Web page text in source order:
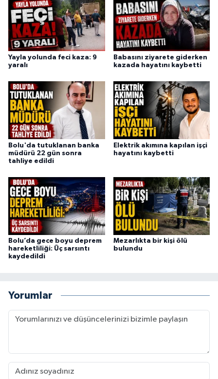
Yayla yolunda feci kaza: 9
yaralı
Babasını ziyarete giderken
kazada hayatını kaybetti
Bolu'da tutuklanan banka
müdürü 22 gün sonra
tahliye edildi
Elektrik akımına kapılan işçi
hayatını kaybetti
Bolu’da gece boyu deprem
hareketliliği: Üç sarsıntı
kaydedildi
Mezarlıkta bir kişi ölü
bulundu
Yorumlar